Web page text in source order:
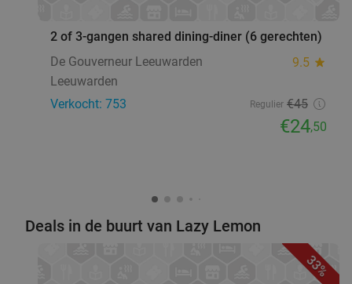
2 of 3-gangen shared dining-diner (6 gerechten)
De Gouverneur Leeuwarden
9.5 star
Leeuwarden
Verkocht: 753
Regulier €45
€24,50
Deals in de buurt van Lazy Lemon
33%